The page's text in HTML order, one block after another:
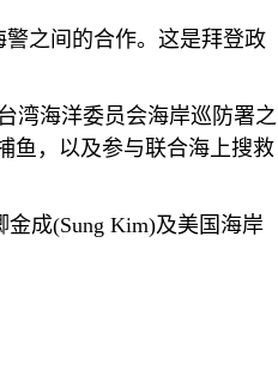
之间的合作。这是拜登政
湾海洋委员会海岸巡防署之
鱼，以及参与联合海上搜救
金成(Sung Kim)及美国海岸